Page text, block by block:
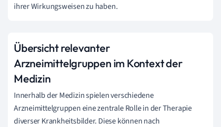
ihrer Wirkungsweisen zu haben.
Übersicht relevanter
Arzneimittelgruppen im Kontext der
Medizin
Innerhalb der Medizin spielen verschiedene
Arzneimittelgruppen eine zentrale Rolle in der Therapie
diverser Krankheitsbilder. Diese können nach